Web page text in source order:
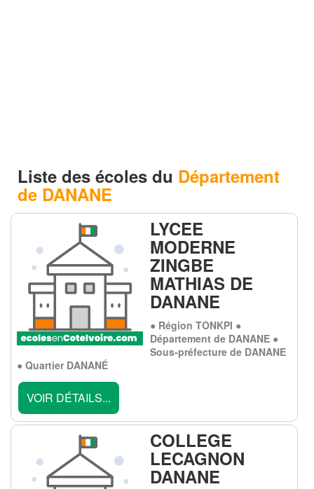
Liste des écoles du Département
de DANANE
LYCEE
MODERNE
ZINGBE
MATHIAS DE
DANANE
● Région TONKPI ●
Département de DANANE ●
Sous-préfecture de DANANE
● Quartier DANANÉ
VOIR DÉTAILS...
COLLEGE
LECAGNON
DANANE